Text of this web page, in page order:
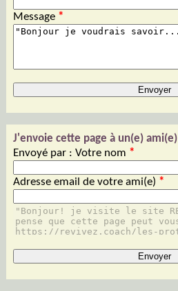
Message *
J'envoie cette page à un(e) ami(e)
Envoyé par : Votre nom *
Adresse email de votre ami(e) *